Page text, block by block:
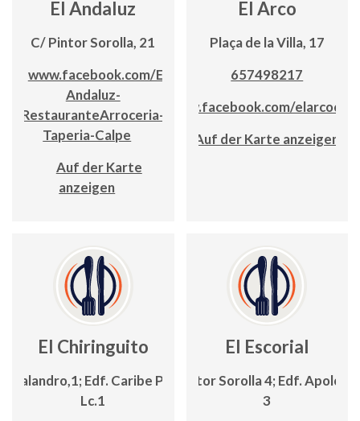
El Andaluz
C/ Pintor Sorolla, 21
www.facebook.com/El-
Andaluz-
RestauranteArroceria-
Taperia-Calpe
Auf der Karte
anzeigen
El Arco
Plaça de la Villa, 17
657498217
www.facebook.com/
Auf der Karte anzeigen
El Chiringuito
Balandro,1; Edf. Caribe Playa,
Lc.1
El Escorial
C/ Pintor Sorolla 4; Edf. Apolo
3